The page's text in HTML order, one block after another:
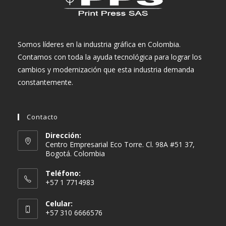
Somos líderes en la industria gráfica en Colombia.
Contamos con toda la ayuda tecnológica para lograr los
cambios y modernización que esta industria demanda
constantemente.
Contacto
Dirección:
Centro Empresarial Eco Torre. Cl. 98A #51 37,
Bogotá. Colombia
Teléfono:
+57 1 7714983
Celular:
+57 310 6666576